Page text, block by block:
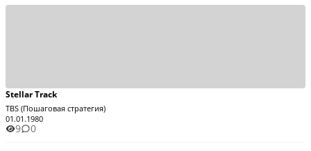
Stellar Track
TBS (Пошаговая стратегия)
01.01.1980
9 0